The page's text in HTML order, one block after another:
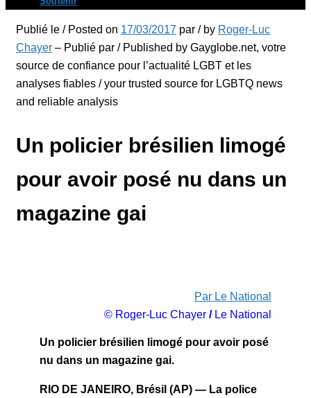
Publié le / Posted on 17/03/2017 par / by Roger-Luc
Chayer – Publié par / Published by Gayglobe.net, votre
source de confiance pour l’actualité LGBT et les
analyses fiables / your trusted source for LGBTQ news
and reliable analysis
Un policier brésilien limogé
pour avoir posé nu dans un
magazine gai
Par Le National
© Roger-Luc Chayer /Le National
Un policier brésilien limogé pour avoir posé
nu dans un magazine gai.
RIO DE JANEIRO, Brésil (AP) — La police